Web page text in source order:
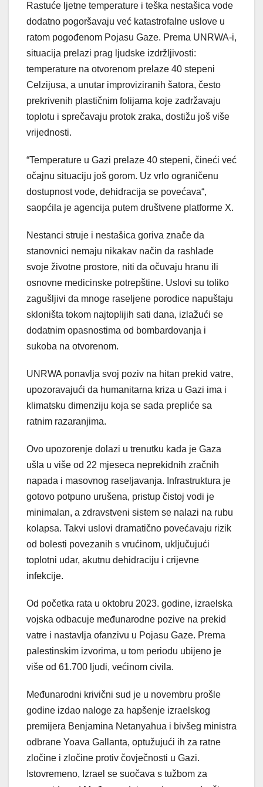
Rastuće ljetne temperature i teška nestašica vode
dodatno pogoršavaju već katastrofalne uslove u
ratom pogođenom Pojasu Gaze. Prema UNRWA-i,
situacija prelazi prag ljudske izdržljivosti:
temperature na otvorenom prelaze 40 stepeni
Celzijusa, a unutar improviziranih šatora, često
prekrivenih plastičnim folijama koje zadržavaju
toplotu i sprečavaju protok zraka, dostižu još više
vrijednosti.
“Temperature u Gazi prelaze 40 stepeni, čineći već
očajnu situaciju još gorom. Uz vrlo ograničenu
dostupnost vode, dehidracija se povećava“,
saopćila je agencija putem društvene platforme X.
Nestanci struje i nestašica goriva znače da
stanovnici nemaju nikakav način da rashlade
svoje životne prostore, niti da očuvaju hranu ili
osnovne medicinske potrepštine. Uslovi su toliko
zagušljivi da mnoge raseljene porodice napuštaju
skloništa tokom najtoplijih sati dana, izlažući se
dodatnim opasnostima od bombardovanja i
sukoba na otvorenom.
UNRWA ponavlja svoj poziv na hitan prekid vatre,
upozoravajući da humanitarna kriza u Gazi ima i
klimatsku dimenziju koja se sada prepliće sa
ratnim razaranjima.
Ovo upozorenje dolazi u trenutku kada je Gaza
ušla u više od 22 mjeseca neprekidnih zračnih
napada i masovnog raseljavanja. Infrastruktura je
gotovo potpuno urušena, pristup čistoj vodi je
minimalan, a zdravstveni sistem se nalazi na rubu
kolapsa. Takvi uslovi dramatično povećavaju rizik
od bolesti povezanih s vrućinom, uključujući
toplotni udar, akutnu dehidraciju i crijevne
infekcije.
Od početka rata u oktobru 2023. godine, izraelska
vojska odbacuje međunarodne pozive na prekid
vatre i nastavlja ofanzivu u Pojasu Gaze. Prema
palestinskim izvorima, u tom periodu ubijeno je
više od 61.700 ljudi, većinom civila.
Međunarodni krivični sud je u novembru prošle
godine izdao naloge za hapšenje izraelskog
premijera Benjamina Netanyahua i bivšeg ministra
odbrane Yoava Gallanta, optužujući ih za ratne
zločine i zločine protiv čovječnosti u Gazi.
Istovremeno, Izrael se suočava s tužbom za